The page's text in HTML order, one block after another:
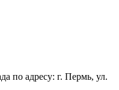
по адресу: г. Пермь, ул.